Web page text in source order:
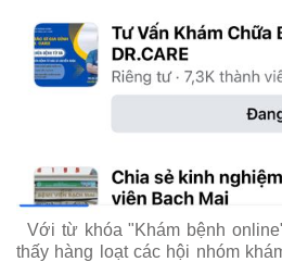
Với từ khóa "Khám bệnh
thấy hàng loạt các hội nhóm